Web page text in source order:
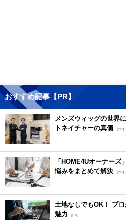
おすすめ記事【PR】
メンズウィッグの世界
トネイチャーの真価 [PR]
「HOME4Uオーナーズ
悩みをまとめて解決 [PR]
土地なしでもOK！ プ
魅力
[PR]